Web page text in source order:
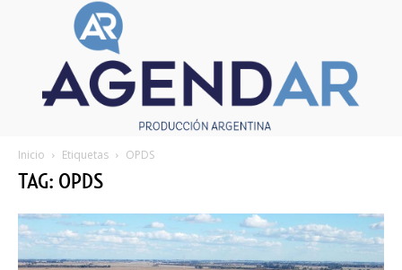
Inicio Etiquetas OPDS
TAG: OPDS